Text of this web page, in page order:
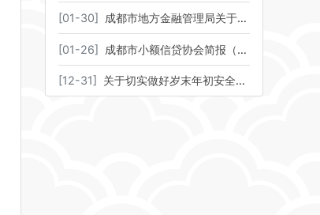
[01-30] 成都市地方金融管理局关于督促有关“失联”“空壳”地方金融组织（第一批）主动退出行业的公告
[01-26] 成都市小额信贷协会简报（2025年第11期）
[12-31] 关于切实做好岁末年初安全生产工作的通知